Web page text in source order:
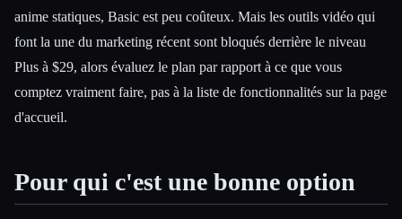
anime statiques, Basic est peu coûteux. Mais les outils vidéo qui
font la une du marketing récent sont bloqués derrière le niveau
Plus à $29, alors évaluez le plan par rapport à ce que vous
comptez vraiment faire, pas à la liste de fonctionnalités sur la page
d'accueil.
Pour qui c'est une bonne option